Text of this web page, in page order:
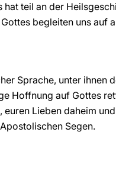
teil an der
begleiten uns auf
Sprache, unter ihnen
Hoffnung auf Gottes
Lieben daheim
Segen.